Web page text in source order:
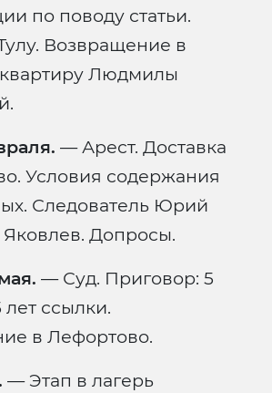
по поводу статьи.
Возвращение в
Людмилы
— Арест. Доставка
Условия содержания
Следователь Юрий
Допросы.
— Суд. Приговор: 5
ссылки.
в Лефортово.
— Этап в лагерь